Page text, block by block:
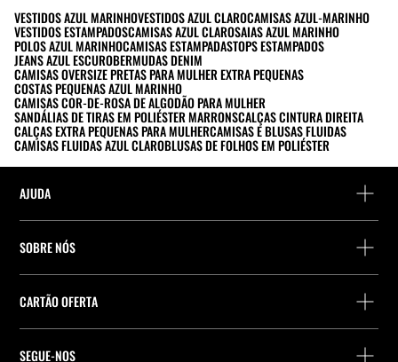
VESTIDOS AZUL MARINHOVESTIDOS AZUL CLAROCAMISAS AZUL-MARINHO
VESTIDOS ESTAMPADOSCAMISAS AZUL CLAROSAIAS AZUL MARINHO
POLOS AZUL MARINHOCAMISAS ESTAMPADASTOPS ESTAMPADOS
JEANS AZUL ESCUROBERMUDAS DENIM
CAMISAS OVERSIZE PRETAS PARA MULHER EXTRA PEQUENAS
COSTAS PEQUENAS AZUL MARINHO
CAMISAS COR-DE-ROSA DE ALGODÃO PARA MULHER
SANDÁLIAS DE TIRAS EM POLIÉSTER MARRONSCALÇAS CINTURA DIREITA
CALÇAS EXTRA PEQUENAS PARA MULHERCAMISAS E BLUSAS FLUIDAS
CAMISAS FLUIDAS AZUL CLAROBLUSAS DE FOLHOS EM POLIÉSTER
AJUDA
Localiza a tua encomenda
Localizador de pontos de entrega
SOBRE NÓS
Empresa
CARTÃO OFERTA
SEGUE-NOS